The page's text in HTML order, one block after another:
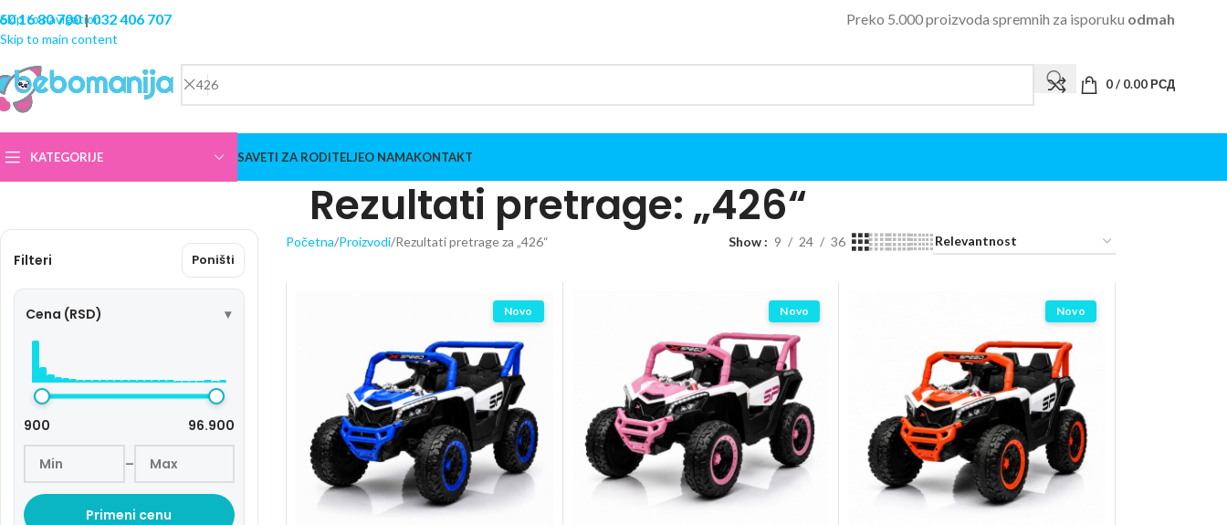
Skip to navigation
Skip to main content
16 80 700|032 406 707 Preko 5.000 proizvoda spremnih za isporuku odmah
0/ 0.00РСД
KATEGORIJE SAVETI ZA RODITELJEO NAMAKONTAKT
Rezultati pretrage: „426“
Filteri Poništi
Cena (RSD)
900 96.900
–
Primeni cenu
Početna Proizvodi Rezultati pretrage za „426“ Show 9 24 36
Novo Novo Novo